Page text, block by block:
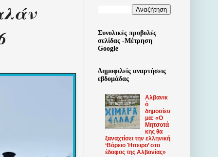
Συνολικές προβολές
σελίδας -Μέτρηση
Google
Δημοφιλείς αναρτήσεις
εβδομάδας
Αλβανικ
ό
δημοσίευ
μα: «Ο
Μητσοτά
κης θα
ξαναχτίσει την ελληνική
‘Βόρειο Ήπειρο’ στο
έδαφος της Αλβανίας»